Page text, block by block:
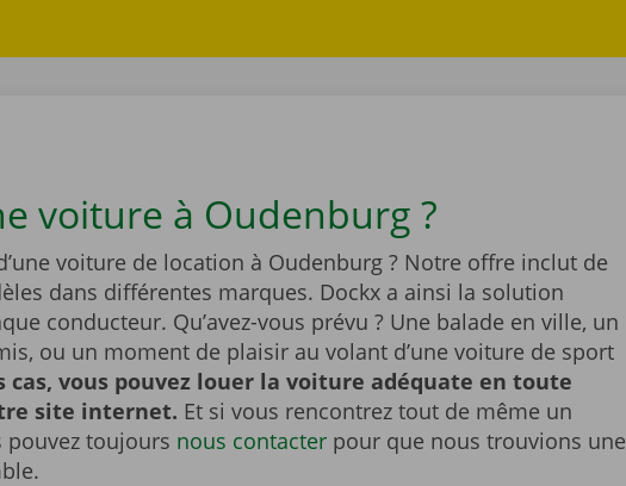
voiture à Oudenburg ?
voiture de location à Oudenburg ? Notre offre inclut de
dans différentes marques. Dockx a ainsi la solution
conducteur. Qu’avez-vous prévu ? Une balade en ville, un
ou un moment de plaisir au volant d’une voiture de sport
cas, vous pouvez louer la voiture adéquate en toute
site internet. Et si vous rencontrez tout de même un
pouvez toujours nous contacterpour que nous trouvions une